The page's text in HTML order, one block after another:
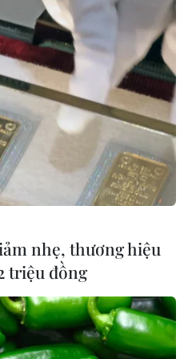
gây bất
giới
thêm
NAM
THỊ TÁM, KHÚC THANH
nhẹ, thương hiệu
triệu đồng